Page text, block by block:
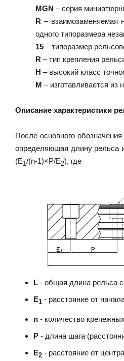
MGN – серия
R – взаимозаменяемая
одного типоразмера
15 – типоразмер
R – тип крепления
H – высокий класс
M – изготавливается
Описание характеристики
После основного
определяющая длину рельса
(E1/(n-1)×P/E2), где
L - общая длина рельса
E1 - расстояние от
n - количество
P - длина шага
E2 - расстояние от